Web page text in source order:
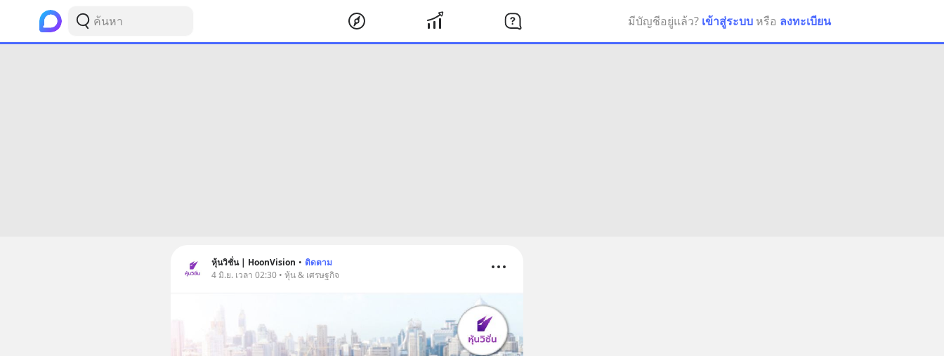
มีบัญชีอยู่แล้ว? เข้าสู่ระบบ หรือ ลงทะเบียน
หุ้นวิชั่น | HoonVision • ติดตาม
4 มิ.ย. เวลา 02:30 • หุ้น & เศรษฐกิจ